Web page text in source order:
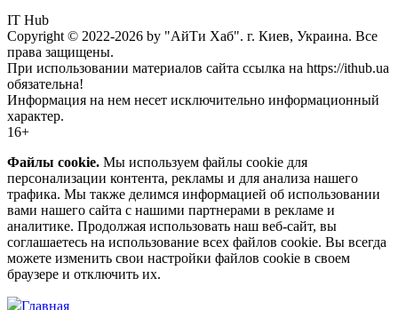
IT Hub
Copyright © 2022-2026 by "АйТи Хаб". г. Киев, Украина. Все
права защищены.
При использовании материалов сайта ссылка на https://ithub.ua
обязательна!
Информация на нем несет исключительно информационный
характер.
16+
Файлы cookie. Мы используем файлы cookie для
персонализации контента, рекламы и для анализа нашего
трафика. Мы также делимся информацией об использовании
вами нашего сайта с нашими партнерами в рекламе и
аналитике. Продолжая использовать наш веб-сайт, вы
соглашаетесь на использование всех файлов cookie. Вы всегда
можете изменить свои настройки файлов cookie в своем
браузере и отключить их.
Главная